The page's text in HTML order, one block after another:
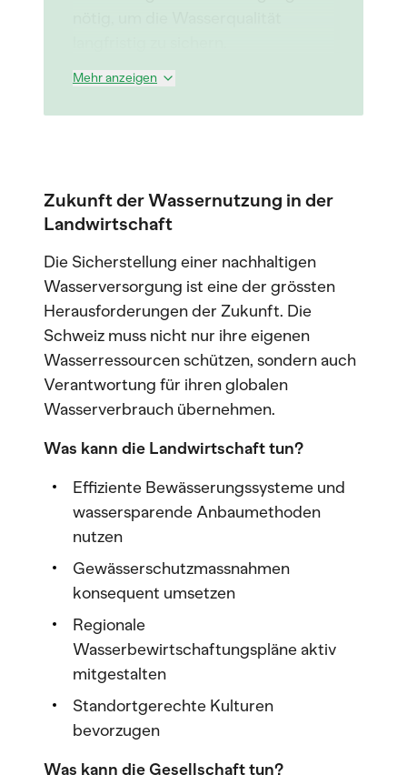
Mehr anzeigen
Zukunft der Wassernutzung in der
Landwirtschaft
Die Sicherstellung einer nachhaltigen
Wasserversorgung ist eine der grössten
Herausforderungen der Zukunft. Die
Schweiz muss nicht nur ihre eigenen
Wasserressourcen schützen, sondern auch
Verantwortung für ihren globalen
Wasserverbrauch übernehmen.
Was kann die Landwirtschaft tun?
Effiziente Bewässerungssysteme und
wassersparende Anbaumethoden
nutzen
Gewässerschutzmassnahmen
konsequent umsetzen
Regionale
Wasserbewirtschaftungspläne aktiv
mitgestalten
Standortgerechte Kulturen
bevorzugen
Was kann die Gesellschaft tun?